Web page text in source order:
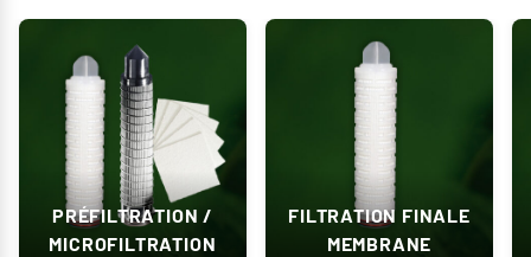
PRÉFILTRATION /
MICROFILTRATION
FILTRATION FINALE
MEMBRANE